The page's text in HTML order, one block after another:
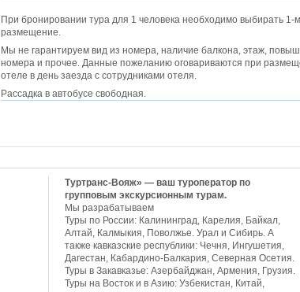
При бронировании тура для 1 человека необходимо выбирать 1-
размещение.
Мы не гарантируем вид из номера, наличие балкона, этаж,
номера и прочее. Данные пожеланию оговариваются при
отеле в день заезда с сотрудниками отеля.
Рассадка в автобусе свободная.
Туртранс-Вояж» — ваш туроператор по
групповым экскурсионным турам.
Мы разрабатываем
Туры по России: Калининград, Карелия, Байкал,
Алтай, Калмыкия, Поволжье. Урал и Сибирь. А
также кавказские республики: Чечня, Ингушетия,
Дагестан, Кабардино-Балкария, Северная Осетия.
Туры в Закавказье: Азербайджан, Армения, Грузия.
Туры на Восток и в Азию: Узбекистан, Китай,